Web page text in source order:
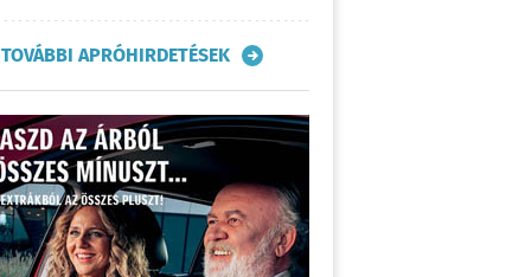
TOVÁBBI APRÓHIRDETÉSEK